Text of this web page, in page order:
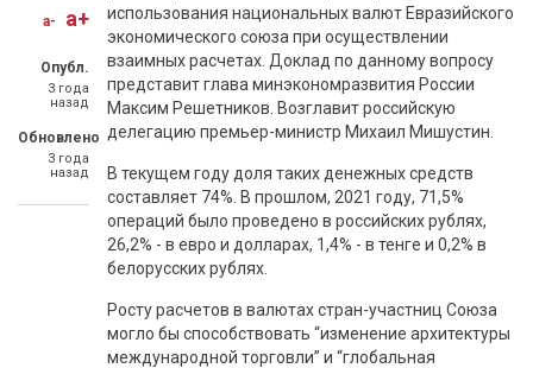
a- a+
Опубл.
3 года
назад
Обновлено
3 года
назад
использования национальных валют Евразийского
экономического союза при осуществлении
взаимных расчетах. Доклад по данному вопросу
представит глава минэкономразвития России
Максим Решетников. Возглавит российскую
делегацию премьер-министр Михаил Мишустин.
В текущем году доля таких денежных средств
составляет 74%. В прошлом, 2021 году, 71,5%
операций было проведено в российских рублях,
26,2% - в евро и долларах, 1,4% - в тенге и 0,2% в
белорусских рублях.
Росту расчетов в валютах стран-участниц Союза
могло бы способствовать “изменение архитектуры
международной торговли” и “глобальная